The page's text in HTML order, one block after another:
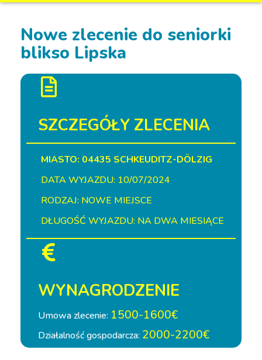
Nowe zlecenie do seniorki
blikso Lipska
SZCZEGÓŁY ZLECENIA
MIASTO: 04435 SCHKEUDITZ-DÖLZIG
DATA WYJAZDU: 10/07/2024
RODZAJ: NOWE MIEJSCE
DŁUGOŚĆ WYJAZDU: NA DWA MIESIĄCE
WYNAGRODZENIE
Umowa zlecenie: 1500-1600€
Działalność gospodarcza: 2000-2200€